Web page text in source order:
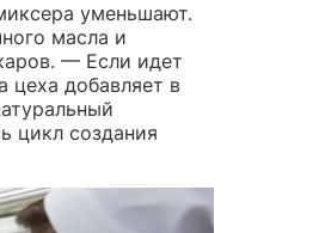
уменьшают.
масла и
— Если идет
цеха добавляет в
цикл создания